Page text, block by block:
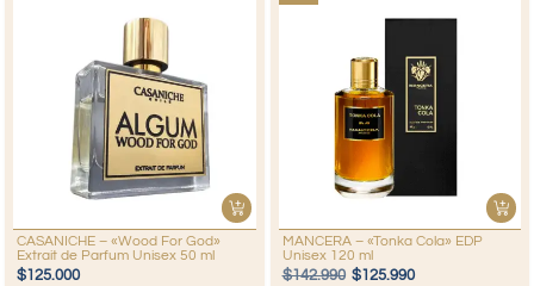
CASANICHE – «Wood For God»
Extrait de Parfum Unisex 50 ml
$125.000
MANCERA – «Tonka Cola» EDP
Unisex 120 ml
$142.990 $125.990